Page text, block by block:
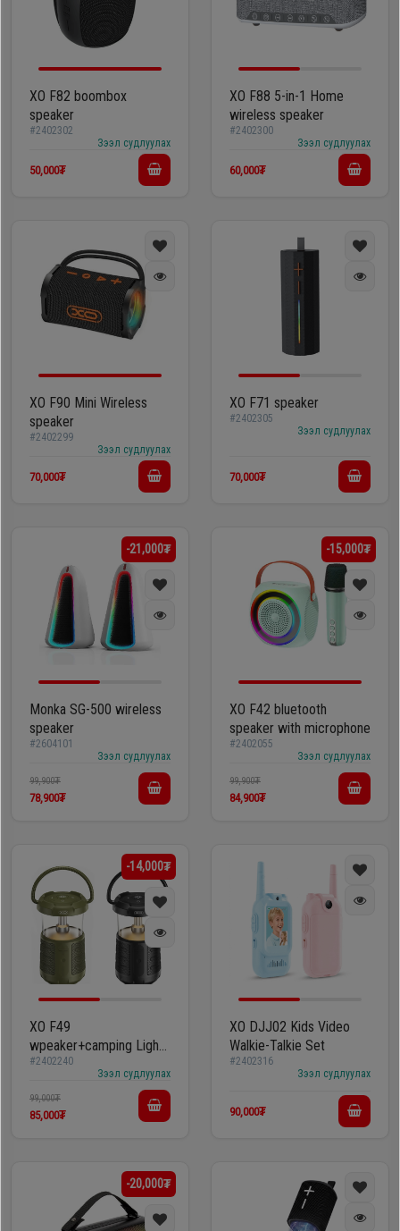
XO F82 boombox
speaker
#2402302
Зээл судлуулах
50,000₮
XO F88 5-in-1 Home
wireless speaker
#2402300
Зээл судлуулах
60,000₮
XO F90 Mini Wireless
speaker
#2402299
Зээл судлуулах
70,000₮
XO F71 speaker
#2402305
Зээл судлуулах
70,000₮
-21,000₮
Monka SG-500 wireless
speaker
#2604101
Зээл судлуулах
99,900₮
78,900₮
-15,000₮
XO F42 bluetooth
speaker with microphone
#2402055
Зээл судлуулах
99,900₮
84,900₮
-14,000₮
XO F49
wpeaker+camping Light
Audio
#2402240
Зээл судлуулах
99,000₮
85,000₮
XO DJJ02 Kids Video
Walkie-Talkie Set
#2402316
Зээл судлуулах
90,000₮
-20,000₮